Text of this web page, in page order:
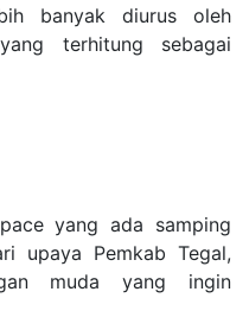
banyak diurus oleh
terhitung sebagai
yang ada samping
upaya Pemkab Tegal,
muda yang ingin